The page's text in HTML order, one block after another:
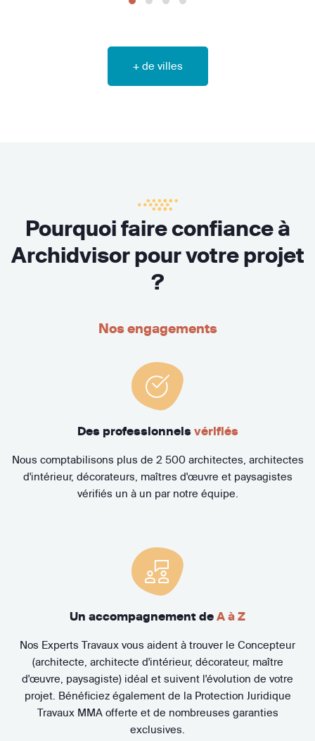
+ de villes
Pourquoi faire confiance à
Archidvisor pour votre projet
?
Nos engagements
Des professionnels vérifiés
Nous comptabilisons plus de 2 500 architectes, architectes
d'intérieur, décorateurs, maîtres d'œuvre et paysagistes
vérifiés un à un par notre équipe.
Un accompagnement de A à Z
Nos Experts Travaux vous aident à trouver le Concepteur
(architecte, architecte d'intérieur, décorateur, maître
d'œuvre, paysagiste) idéal et suivent l'évolution de votre
projet. Bénéficiez également de la Protection Juridique
Travaux MMA offerte et de nombreuses garanties
exclusives.